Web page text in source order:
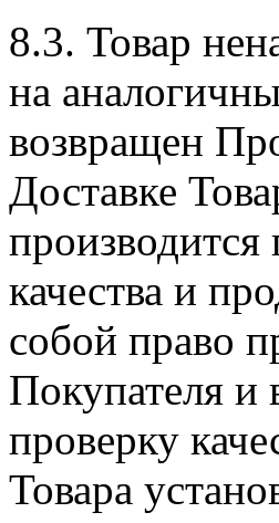
8.3. Товар
на
возвращен
Доставке
производится
качества и
собой право
Покупателя и
проверку
Товара